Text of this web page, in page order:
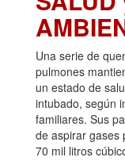
Una serie de
pulmones
un estado de
intubado, según
familiares. Sus
de aspirar gases
70 mil litros